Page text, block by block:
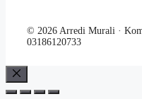
© 2026 Arredi Murali ·
03186120733
Chiudi